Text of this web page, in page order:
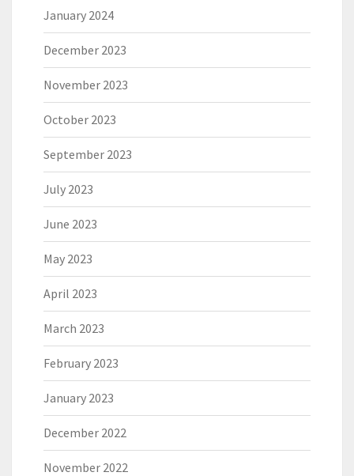
January 2024
December 2023
November 2023
October 2023
September 2023
July 2023
June 2023
May 2023
April 2023
March 2023
February 2023
January 2023
December 2022
November 2022